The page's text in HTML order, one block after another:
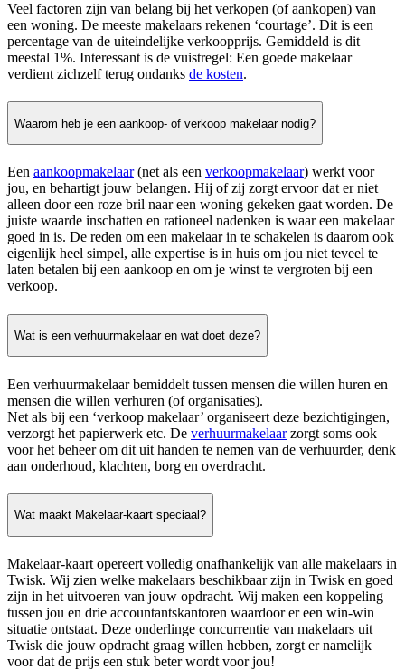
Veel factoren zijn van belang bij het verkopen (of aankopen) van
een woning. De meeste makelaars rekenen ‘courtage’. Dit is een
percentage van de uiteindelijke verkoopprijs. Gemiddeld is dit
meestal 1%. Interessant is de vuistregel: Een goede makelaar
verdient zichzelf terug ondanks de kosten.
Waarom heb je een aankoop- of verkoop makelaar nodig?
Een aankoopmakelaar(net als een verkoopmakelaar) werkt voor
jou, en behartigt jouw belangen. Hij of zij zorgt ervoor dat er niet
alleen door een roze bril naar een woning gekeken gaat worden. De
juiste waarde inschatten en rationeel nadenken is waar een makelaar
goed in is. De reden om een makelaar in te schakelen is daarom ook
eigenlijk heel simpel, alle expertise is in huis om jou niet teveel te
laten betalen bij een aankoop en om je winst te vergroten bij een
verkoop.
Wat is een verhuurmakelaar en wat doet deze?
Een verhuurmakelaar bemiddelt tussen mensen die willen huren en
mensen die willen verhuren (of organisaties).
Net als bij een ‘verkoop makelaar’ organiseert deze bezichtigingen,
verzorgt het papierwerk etc. De verhuurmakelaarzorgt soms ook
voor het beheer om dit uit handen te nemen van de verhuurder, denk
aan onderhoud, klachten, borg en overdracht.
Wat maakt Makelaar-kaart speciaal?
Makelaar-kaart opereert volledig onafhankelijk van alle makelaars in
Twisk. Wij zien welke makelaars beschikbaar zijn in Twisk en goed
zijn in het uitvoeren van jouw opdracht. Wij maken een koppeling
tussen jou en drie accountantskantoren waardoor er een win-win
situatie ontstaat. Deze onderlinge concurrentie van makelaars uit
Twisk die jouw opdracht graag willen hebben, zorgt er namelijk
voor dat de prijs een stuk beter wordt voor jou!